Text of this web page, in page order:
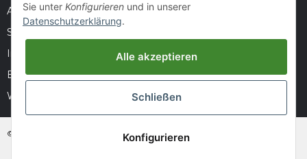
AGB
Sitemap
Batteriegesetzhinweise
Widerrufsrecht
© huntivity-group.at
Sie unter Konfigurieren und in unserer
Datenschutzerklärung.
Alle akzeptieren
Schließen
Konfigurieren